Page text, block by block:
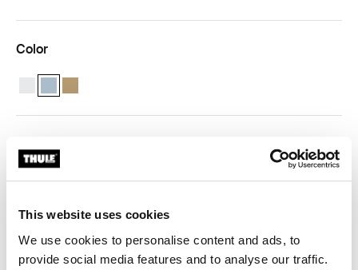
This website uses cookies
We use cookies to personalise content and ads, to
provide social media features and to analyse our traffic.
Color
Thule packing cube set Blanco
Thule packing cube set Gris estanque (selected)
Thule packing cube set Beige suave
Garantía Thule